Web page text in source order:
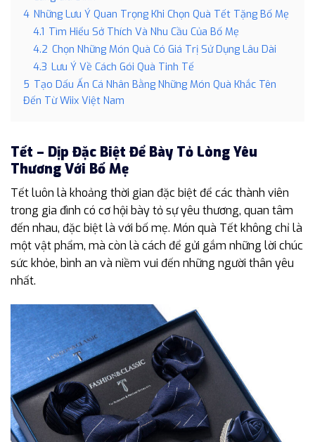
4 Những Lưu Ý Quan Trọng Khi Chọn Quà Tết Tặng Bố Mẹ
4.1 Tìm Hiểu Sở Thích Và Nhu Cầu Của Bố Mẹ
4.2 Chọn Những Món Quà Có Giá Trị Sử Dụng Lâu Dài
4.3 Lưu Ý Về Cách Gói Quà Tinh Tế
5 Tạo Dấu Ấn Cá Nhân Bằng Những Món Quà Khắc Tên
Đến Từ Wiix Việt Nam
Tết – Dịp Đặc Biệt Để Bày Tỏ Lòng Yêu
Thương Với Bố Mẹ
Tết luôn là khoảng thời gian đặc biệt để các thành viên
trong gia đình có cơ hội bày tỏ sự yêu thương, quan tâm
đến nhau, đặc biệt là với bố mẹ. Món quà Tết không chỉ là
một vật phẩm, mà còn là cách để gửi gắm những lời chúc
sức khỏe, bình an và niềm vui đến những người thân yêu
nhất.